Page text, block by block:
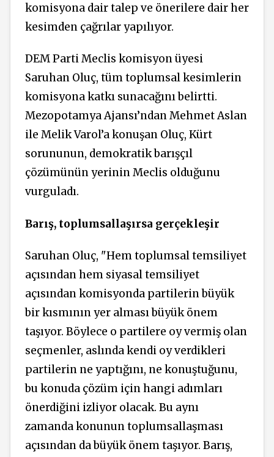
komisyona dair talep ve önerilere dair her
kesimden çağrılar yapılıyor.
DEM Parti Meclis komisyon üyesi
Saruhan Oluç, tüm toplumsal kesimlerin
komisyona katkı sunacağını belirtti.
Mezopotamya Ajansı’ndan Mehmet Aslan
ile Melik Varol’a konuşan Oluç, Kürt
sorununun, demokratik barışçıl
çözümünün yerinin Meclis olduğunu
vurguladı.
Barış, toplumsallaşırsa gerçekleşir
Saruhan Oluç, "Hem toplumsal temsiliyet
açısından hem siyasal temsiliyet
açısından komisyonda partilerin büyük
bir kısmının yer alması büyük önem
taşıyor. Böylece o partilere oy vermiş olan
seçmenler, aslında kendi oy verdikleri
partilerin ne yaptığını, ne konuştuğunu,
bu konuda çözüm için hangi adımları
önerdiğini izliyor olacak. Bu aynı
zamanda konunun toplumsallaşması
açısından da büyük önem taşıyor. Barış,